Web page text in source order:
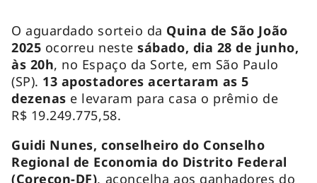
O aguardado sorteio da Quina de São João
2025 ocorreu nestesábado, dia 28 de junho,
às 20h, no Espaço da Sorte, em São Paulo
(SP). 13 apostadores acertaram as 5
dezenas e levaram para casa o prêmio de
R$ 19.249.775,58.
Guidi Nunes, conselheiro do Conselho
Regional de Economia do Distrito Federal
(Corecon-DF), aconcelha aos ganhadores do